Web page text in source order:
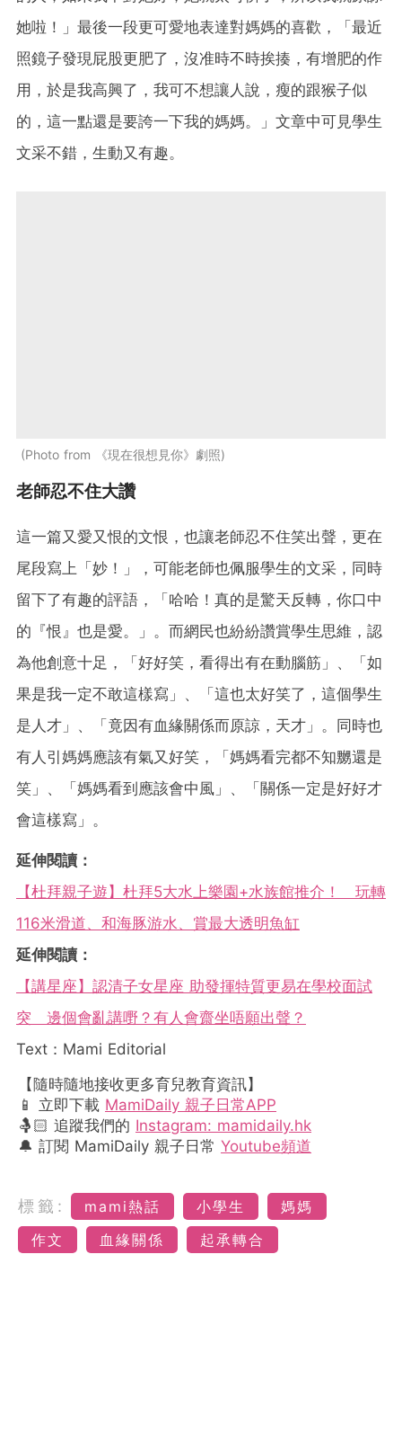
她啦！」最後一段更可愛地表達對媽媽的喜歡，「最近
照鏡子發現屁股更肥了，沒准時不時挨揍，有增肥的作
用，於是我高興了，我可不想讓人說，瘦的跟猴子似
的，這一點還是要誇一下我的媽媽。」文章中可見學生
文采不錯，生動又有趣。
Photo from 《現在很想見你》劇照
老師忍不住大讚
這一篇又愛又恨的文恨，也讓老師忍不住笑出聲，更在
尾段寫上「妙！」，可能老師也佩服學生的文采，同時
留下了有趣的評語，「哈哈！真的是驚天反轉，你口中
的『恨』也是愛。」。而網民也紛紛讚賞學生思維，認
為他創意十足，「好好笑，看得出有在動腦筋」、「如
果是我一定不敢這樣寫」、「這也太好笑了，這個學生
是人才」、「竟因有血緣關係而原諒，天才」。同時也
有人引媽媽應該有氣又好笑，「媽媽看完都不知嬲還是
笑」、「媽媽看到應該會中風」、「關係一定是好好才
會這樣寫」。
延伸閱讀：
【杜拜親子遊】杜拜5大水上樂園+水族館推介！ 玩轉
116米滑道、和海豚游水、賞最大透明魚缸
延伸閱讀：
【講星座】認清子女星座 助發揮特質更易在學校面試
突 邊個會亂講嘢？有人會齋坐唔願出聲？
Text：Mami Editorial
【隨時隨地接收更多育兒教育資訊】
📱 立即下載 MamiDaily 親子日常APP
🤱🏻 追蹤我們的 Instagram: mamidaily.hk
🔔 訂閱 MamiDaily 親子日常 Youtube頻道
標籤: mami熱話 小學生
媽媽
作文
血緣關係 起承轉合